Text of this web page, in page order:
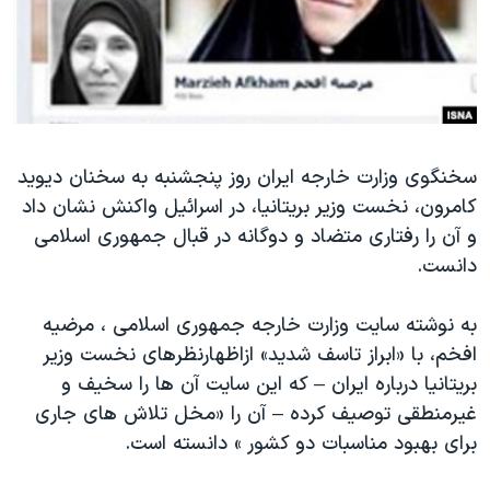
فرهنگ و زندگی
حقوق شهروندی
اسرائیل در جنگ
گالری عکس
مستندها
انتخابات ریاست جمهوری آمریکا ۲۰۲۴
ورزش زنان در ایران
اعتراضات زن، زندگی، آزادی
دادگاه حمید نوری
چهل سال گروگان‌گیری
قانون شفافیت دارائی کادر رهبری ایران
اعتراضات مردمی آبان ۹۸
دنبال کنید
زبانهای مختلف
سخنگوی وزارت خارجه ایران روز پنجشنبه به سخنان دیوید
کامرون، نخست وزیر بریتانیا، در اسرائیل واکنش نشان داد
و آن را رفتاری متضاد و دوگانه در قبال جمهوری اسلامی
دانست.
به نوشته سایت وزارت خارجه جمهوری اسلامی ، مرضیه
افخم، با «ابراز تاسف شدید» ازاظهارنظرهای نخست وزیر
بریتانیا درباره ایران – که این سایت آن ها را سخیف و
غیرمنطقی توصیف کرده – آن را «مخل تلاش های جاری
برای بهبود مناسبات دو کشور » دانسته است.